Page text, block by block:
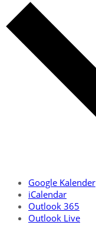
Google Kalender
iCalendar
Outlook 365
Outlook Live